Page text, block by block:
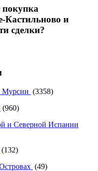
покупка
Кастильново и
сделки?
Мурсии (3358)
(960)
и Северной Испании
(132)
(49)